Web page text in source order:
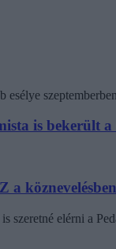
is bekerült
a köznevelésben
szeretné elérni a